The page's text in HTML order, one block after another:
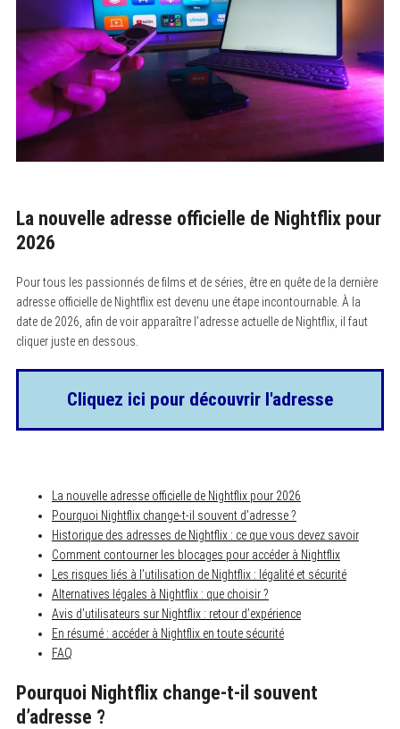
La nouvelle adresse officielle de Nightflix pour
2026
Pour tous les passionnés de films et de séries, être en quête de la dernière
adresse officielle de Nightflix est devenu une étape incontournable. À la
date de 2026, afin de voir apparaître l’adresse actuelle de Nightflix, il faut
cliquer juste en dessous.
Cliquez ici pour découvrir l'adresse
La nouvelle adresse officielle de Nightflix pour 2026
Pourquoi Nightflix change-t-il souvent d’adresse ?
Historique des adresses de Nightflix : ce que vous devez savoir
Comment contourner les blocages pour accéder à Nightflix
Les risques liés à l’utilisation de Nightflix : légalité et sécurité
Alternatives légales à Nightflix : que choisir ?
Avis d’utilisateurs sur Nightflix : retour d’expérience
En résumé : accéder à Nightflix en toute sécurité
FAQ
Pourquoi Nightflix change-t-il souvent
d’adresse ?